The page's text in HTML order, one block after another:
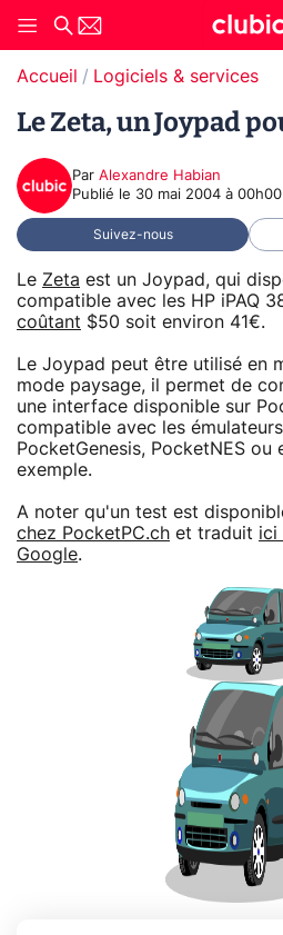
Accueil Logiciels & services
Le Zeta, un Joypad
Par Alexandre Habian
Publié le 30 mai 2004 à 00h00
Suivez-nous
Le Zeta est un Joypad, qui
compatible avec les HP iPAQ
coûtant $50 soit environ 41€.
Le Joypad peut être utilisé en
mode paysage, il permet de
une interface disponible sur
compatible avec les
PocketGenesis, PocketNES ou
exemple.
A noter qu'un test est
chez PocketPC.ch et traduit ici
Google.